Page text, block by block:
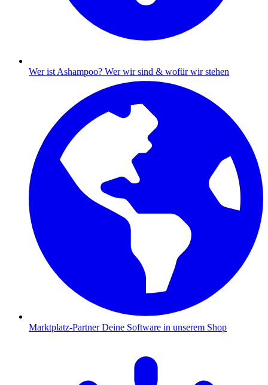
Wer ist Ashampoo? Wer wir sind & wofür wir stehen
Marktplatz-Partner Deine Software in unserem Shop